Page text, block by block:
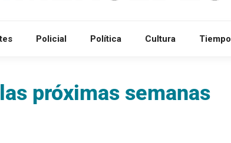
Policial Política Cultura Tiempo
próximas semanas